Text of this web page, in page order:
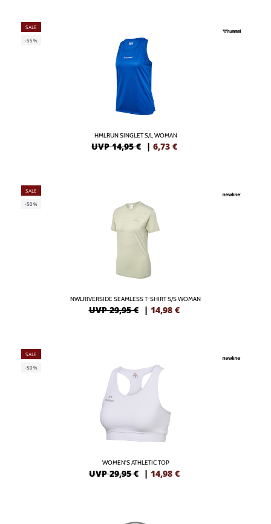
SALE
-55%
HMLRUN SINGLET S/L WOMAN
UVP 14,95 € | 6,73 €
SALE
-50%
NWLRIVERSIDE SEAMLESS T-SHIRT S/S WOMAN
UVP 29,95 € | 14,98 €
SALE
-50%
WOMEN'S ATHLETIC TOP
UVP 29,95 € | 14,98 €